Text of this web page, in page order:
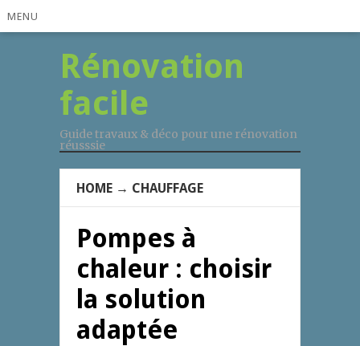
MENU
Rénovation
facile
Guide travaux & déco pour une rénovation
réusssie
HOME → CHAUFFAGE
Pompes à
chaleur : choisir
la solution
adaptée